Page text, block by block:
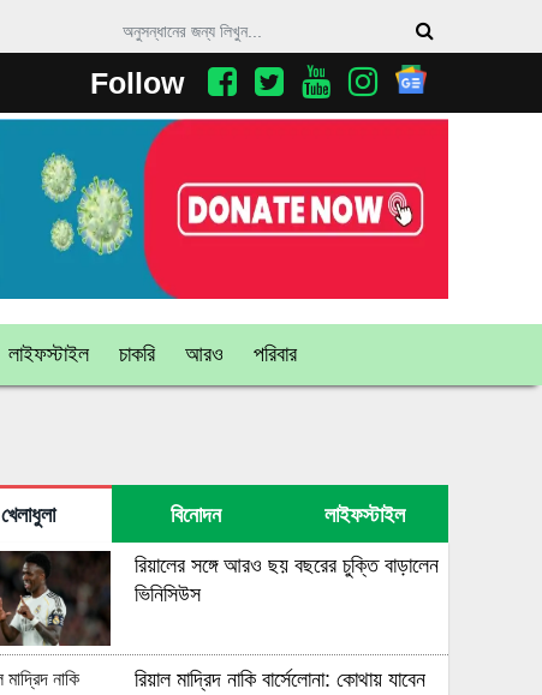
Follow
লাইফস্টাইল চাকরি আরও পরিবার
খেলাধুলা বিনোদন লাইফস্টাইল
রিয়ালের সঙ্গে আরও ছয় বছরের চুক্তি বাড়ালেন
ভিনিসিউস
রিয়াল মাদ্রিদ নাকি বার্সেলোনা: কোথায় যাবেন